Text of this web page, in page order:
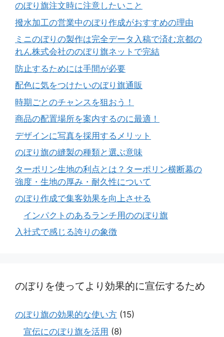
のぼり旗注文時に注意したいこと
撥水加工の営業中のぼり作成がおすすめの理由
ミニのぼりの製作は完全データ入稿で済む京都の
れん株式会社ののぼり旗ネットで完結
防止するためには手間が必要
配色に気をつけたいのぼり旗通販
時期ごとのチャンスを狙おう！
商品の配置場所を案内するのに最適！
デザインに写真を採用するメリット
のぼり旗の縫製の種類と選ぶ意味
ターポリン生地の利点とは？ターポリン横断幕の
強度・生地の厚み・耐久性について
のぼり作成で集客効果を向上させる
インパクトのあるランチ用ののぼり旗
入社式で感じる誇りの象徴
のぼりを使ってより効果的に宣伝するため
のぼり旗の効果的な使い方 (15)
宣伝にのぼり旗を活用 (8)